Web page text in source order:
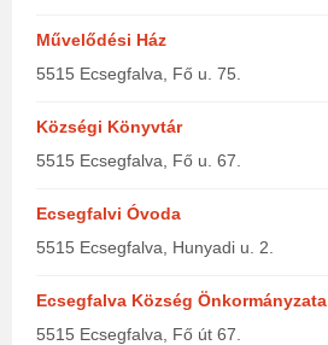
Művelődési Ház
5515 Ecsegfalva, Fő u. 75.
Községi Könyvtár
5515 Ecsegfalva, Fő u. 67.
Ecsegfalvi Óvoda
5515 Ecsegfalva, Hunyadi u. 2.
Ecsegfalva Község Önkormányzata
5515 Ecsegfalva, Fő út 67.